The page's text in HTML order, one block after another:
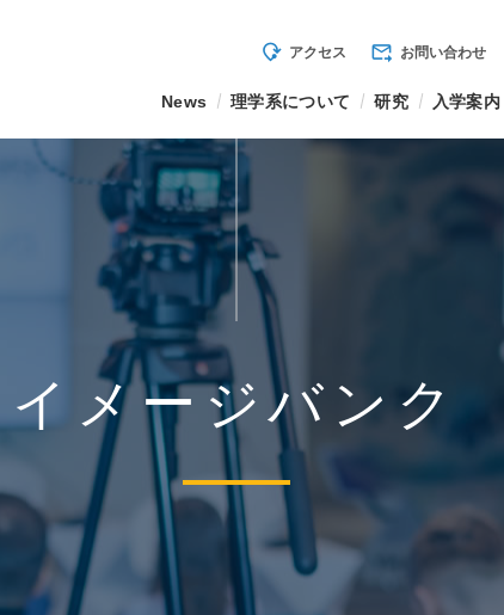
mode_of_travel アクセス forward_to_inbox お問い合わせ
News 理学系について 研究 入学案内
イメージバンク